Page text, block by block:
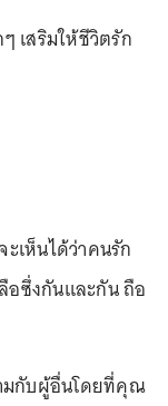
เสริมให้ชีวิตรัก
เห็นได้ว่าคนรัก
ซึ่งกันและกัน ถือ
มกับผู้อื่นโดยที่คุณ